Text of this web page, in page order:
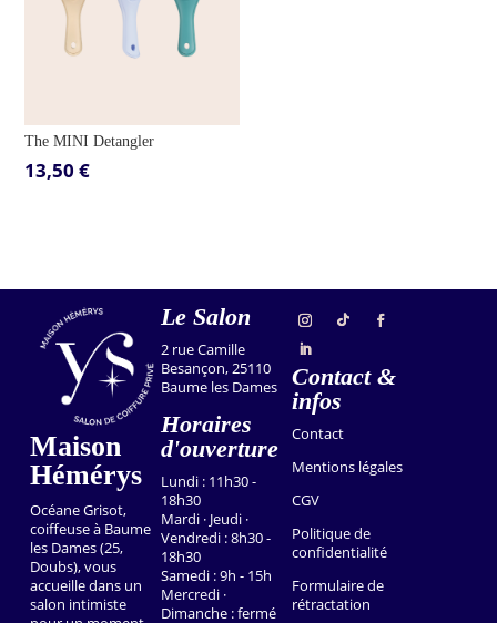
The MINI Detangler
13,50€
Maison
Hémérys
Océane Grisot,
coiffeuse à Baume
les Dames (25,
Doubs), vous
accueille dans un
salon intimiste
Le Salon
2 rue Camille
Besançon, 25110
Baume les Dames
Horaires
d'ouverture
Lundi : 11h30 -
18h30
Mardi · Jeudi ·
Vendredi : 8h30 -
18h30
Samedi : 9h - 15h
Mercredi ·
Dimanche : fermé
Contact &
infos
Contact
Mentions légales
CGV
Politique de
confidentialité
Formulaire de
rétractation